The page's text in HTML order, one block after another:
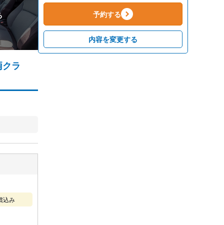
ラ
込み
予約する
内容を変更する